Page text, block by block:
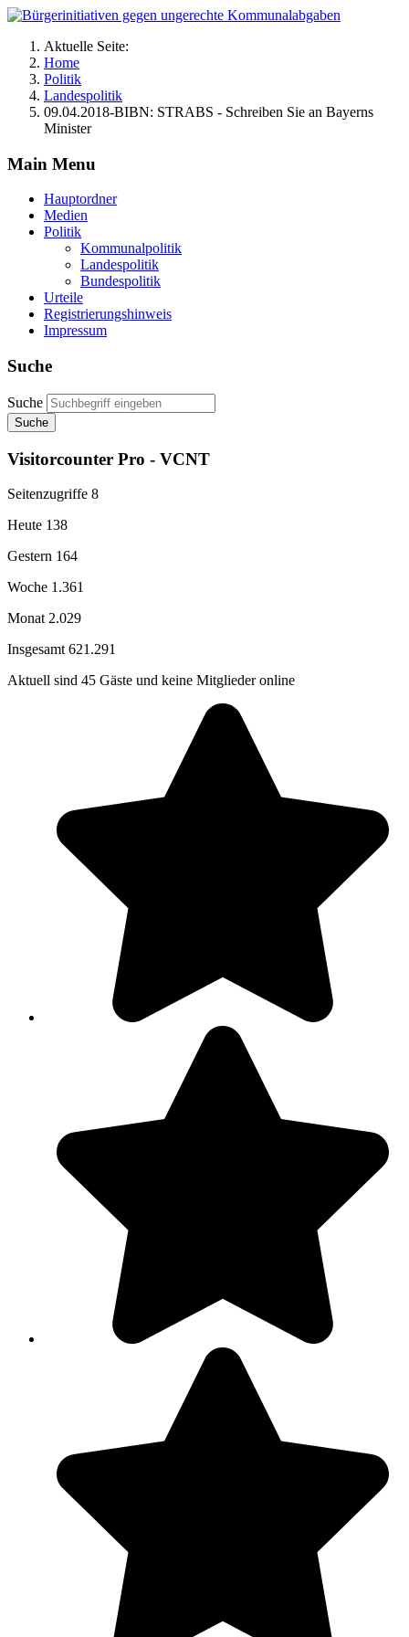
Aktuelle Seite:
Home
Politik
Landespolitik
09.04.2018-BIBN: STRABS - Schreiben Sie an Bayerns
Minister
Main Menu
Hauptordner
Medien
Politik
Kommunalpolitik
Landespolitik
Bundespolitik
Urteile
Registrierungshinweis
Impressum
Suche
Suche
Suche
Visitorcounter Pro - VCNT
Seitenzugriffe 8
Heute 138
Gestern 164
Woche 1.361
Monat 2.029
Insgesamt 621.291
Aktuell sind 45 Gäste und keine Mitglieder online